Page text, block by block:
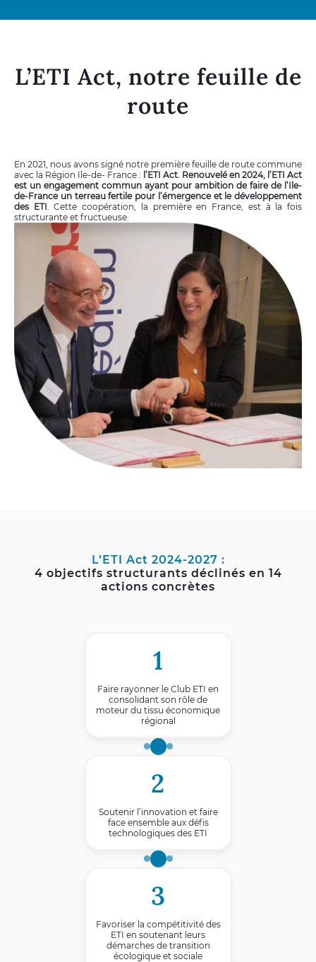
L’ETI Act, notre feuille de
route
En 2021, nous avons signé notre première feuille de route commune
avec la Région Ile-de- France : l’ETI Act. Renouvelé en 2024, l’ETI Act
est un engagement commun ayant pour ambition de faire de l’Ile-
de-France un terreau fertile pour l’émergence et le développement
des ETI . Cette coopération, la première en France, est à la fois
structurante et fructueuse.
L’ETI Act 2024-2027 :
4 objectifs structurants déclinés en 14
actions concrètes
1
Faire rayonner le Club ETI en
consolidant son rôle de
moteur du tissu économique
régional
2
Soutenir l’innovation et faire
face ensemble aux défis
technologiques des ETI
3
Favoriser la compétitivité des
ETI en soutenant leurs
démarches de transition
écologique et sociale